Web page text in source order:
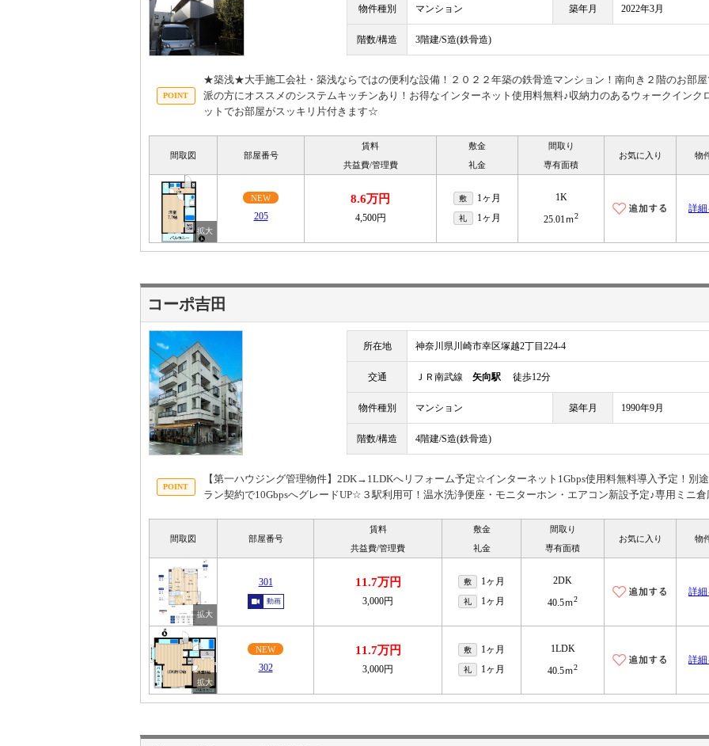
物件種別 マンション 築年月 2022年3月
階数/構造 3階建/S造(鉄骨造)
★築浅★大手施工会社・築浅ならではの便利な設備！２０２２年築の鉄骨造マンション！南向き２階のお部屋
派の方にオススメのシステムキッチンあり！お得なインターネット使用料無料♪収納力のあるウォークインク
ットでお部屋がスッキリ片付きます☆
間取図 部屋番号
賃料
共益費/管理費
敷金
礼金
間取り
専有面積
お気に入り 物
NEW
205
8.6万円
4,500円
敷 1ヶ月
礼 1ヶ月
1K
25.01ｍ2
詳細
コーポ吉田
所在地 神奈川県川崎市幸区塚越2丁目224-4
交通 ＪＲ南武線 矢向駅 徒歩12分
物件種別 マンション 築年月 1990年9月
階数/構造 4階建/S造(鉄骨造)
【第一ハウジング管理物件】2DK→1LDKへリフォーム予定☆インターネット1Gbps使用料無料導入予定！別
ラン契約で10GbpsへグレードUP☆３駅利用可！温水洗浄便座・モニターホン・エアコン新設予定♪専用ミニ
間取図 部屋番号
賃料
共益費/管理費
敷金
礼金
間取り
専有面積
お気に入り 物
301
動画
11.7万円
3,000円
敷 1ヶ月
礼 1ヶ月
2DK
40.5ｍ2
詳細
NEW
302
11.7万円
3,000円
敷 1ヶ月
礼 1ヶ月
1LDK
40.5ｍ2
詳細